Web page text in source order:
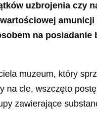
uzbrojenia czy
na
muzeum, który
na cle, wszczęto
zawierające